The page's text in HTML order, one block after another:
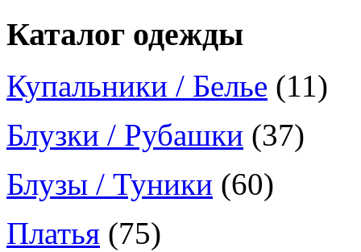
Каталог одежды
Купальники / Белье (11)
Блузки / Рубашки (37)
Блузы / Туники (60)
Платья (75)